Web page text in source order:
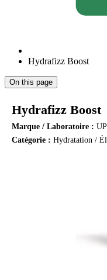
Hydrafizz Boost
On this page
Hydrafizz Boost
Marque / Laboratoire :
Catégorie : Hydratation /